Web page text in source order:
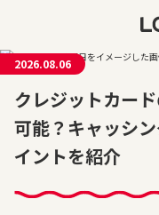
2026.08.06
クレジットカー
可能？キャッシ
イントを紹介